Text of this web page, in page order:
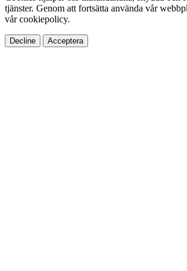
tjänster. Genom att fortsätta använda vår
vår cookiepolicy.
Decline Acceptera